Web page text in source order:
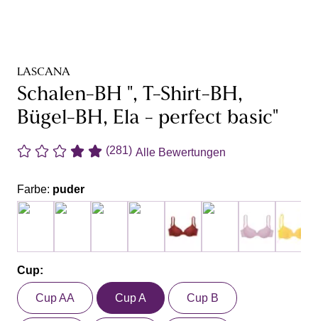
LASCANA
Schalen-BH ", T-Shirt-BH,
Bügel-BH, Ela - perfect basic"
(281) Alle Bewertungen
Farbe: puder
Cup:
Cup AA Cup A Cup B